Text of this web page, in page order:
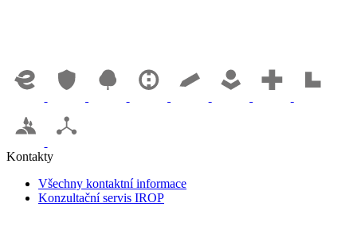
Kontakty
Všechny kontaktní informace
Konzultační servis IROP